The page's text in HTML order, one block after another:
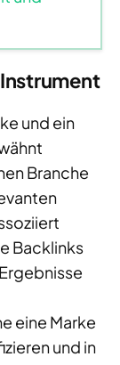
und ein
Branche
Backlinks
eine Marke
und in